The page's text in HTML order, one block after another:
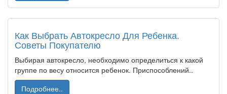
Как Выбрать Автокресло Для Ребенка.
Советы Покупателю
Выбирая автокресло, необходимо определиться к какой
группе по весу относится ребенок. Приспособлений..
Подробнее..